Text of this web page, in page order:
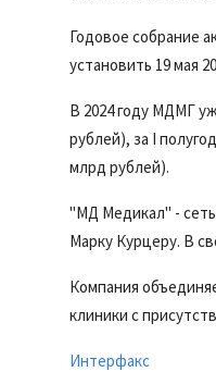
Годовое собрание
установить 19 мая
В 2024 году МДМГ
рублей), за I
млрд рублей).
"МД Медикал" - сеть
Марку Курцеру. В
Компания
клиники с
Интерфакс